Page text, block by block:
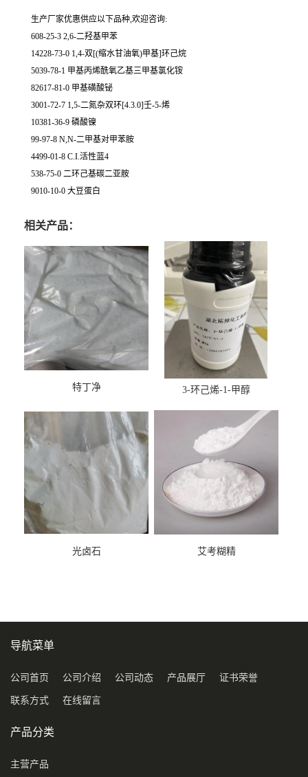
生产厂家优惠供应以下品种,欢迎咨询:
608-25-3 2,6-二羟基甲苯
14228-73-0 1,4-双[(缩水甘油氧)甲基]环己烷
5039-78-1 甲基丙烯酰氧乙基三甲基氯化铵
82617-81-0 甲基磺酸铋
3001-72-7 1,5-二氮杂双环[4.3.0]壬-5-烯
10381-36-9 磷酸镍
99-97-8 N,N-二甲基对甲苯胺
4499-01-8 C.I.活性蓝4
538-75-0 二环己基碳二亚胺
9010-10-0 大豆蛋白
相关产品：
特丁净 3-环己烯-1-甲醇
光卤石 艾考糊精
导航菜单
公司首页 公司介绍 公司动态 产品展厅 证书荣誉
联系方式 在线留言
产品分类
主营产品